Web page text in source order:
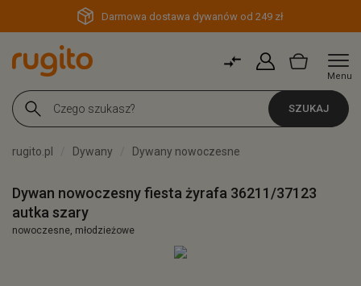
Darmowa dostawa dywanów od 249 zł
Menu
SZUKAJ
rugito.pl Dywany Dywany nowoczesne
Dywan nowoczesny fiesta żyrafa 36211/37123
autka szary
nowoczesne, młodzieżowe